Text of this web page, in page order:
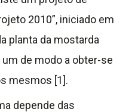
2010”, iniciado em
planta da mostarda
de modo a obter-se
mesmos [1].
depende das